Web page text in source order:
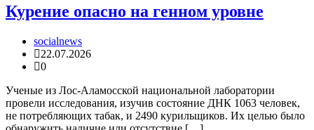
Курение опасно на генном уровне
socialnews
22.07.2026
0
Ученые из Лос-Аламосской национальной лаборатории
провели исследования, изучив состояние ДНК 1063 человек,
не потребляющих табак, и 2490 курильщиков. Их целью было